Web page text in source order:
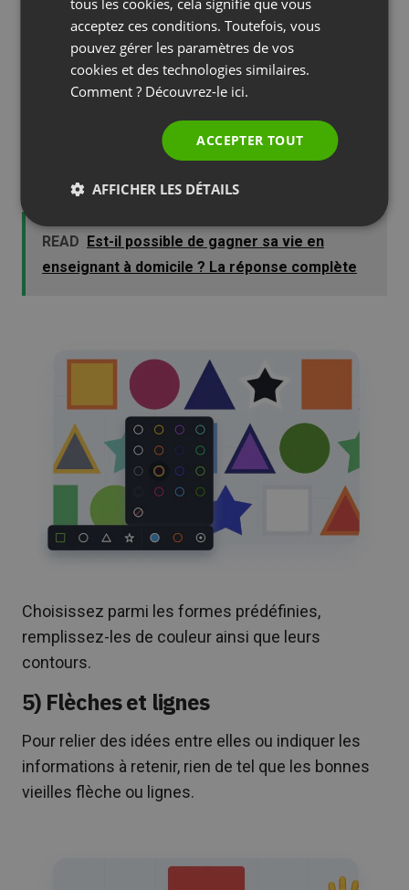
4) Formes
vous cherchez à partager une donnée précise, ne
passez pas par la case gribouillage et allez
directement sur le concepteur de formes.
READ
Est-il possible de gagner sa vie en
enseignant à domicile ? La réponse complète
Choisissez parmi les formes prédéfinies,
remplissez-les de couleur ainsi que leurs
contours.
5) Flèches et lignes
Pour relier des idées entre elles ou indiquer les
informations à retenir, rien de tel que les bonnes
vieilles flèche ou lignes.
PORTUGUESE
tous les cookies, cela signifie que vous
acceptez ces conditions. Toutefois, vous
pouvez gérer les paramètres de vos
cookies et des technologies similaires.
Comment ? Découvrez-le ici.
ACCEPTER TOUT
AFFICHER LES DÉTAILS